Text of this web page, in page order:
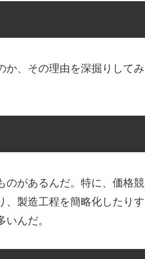
か、その理由を深掘りしてみ
のがあるんだ。特に、価格競
、製造工程を簡略化したりす
んだ。